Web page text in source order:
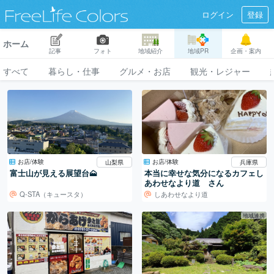
ログイン 登録
ホーム
記事 フォト 地域紹介 地域PR 企画・案内
すべて 暮らし・仕事 グルメ・お店 観光・レジャー
お店/体験 山梨県
富士山が見える展望台🗻
Q-STA（キュースタ）
お店/体験 兵庫県
本当に幸せな気分になるカフェし
あわせなより道 さん
しあわせなより道
地域連携